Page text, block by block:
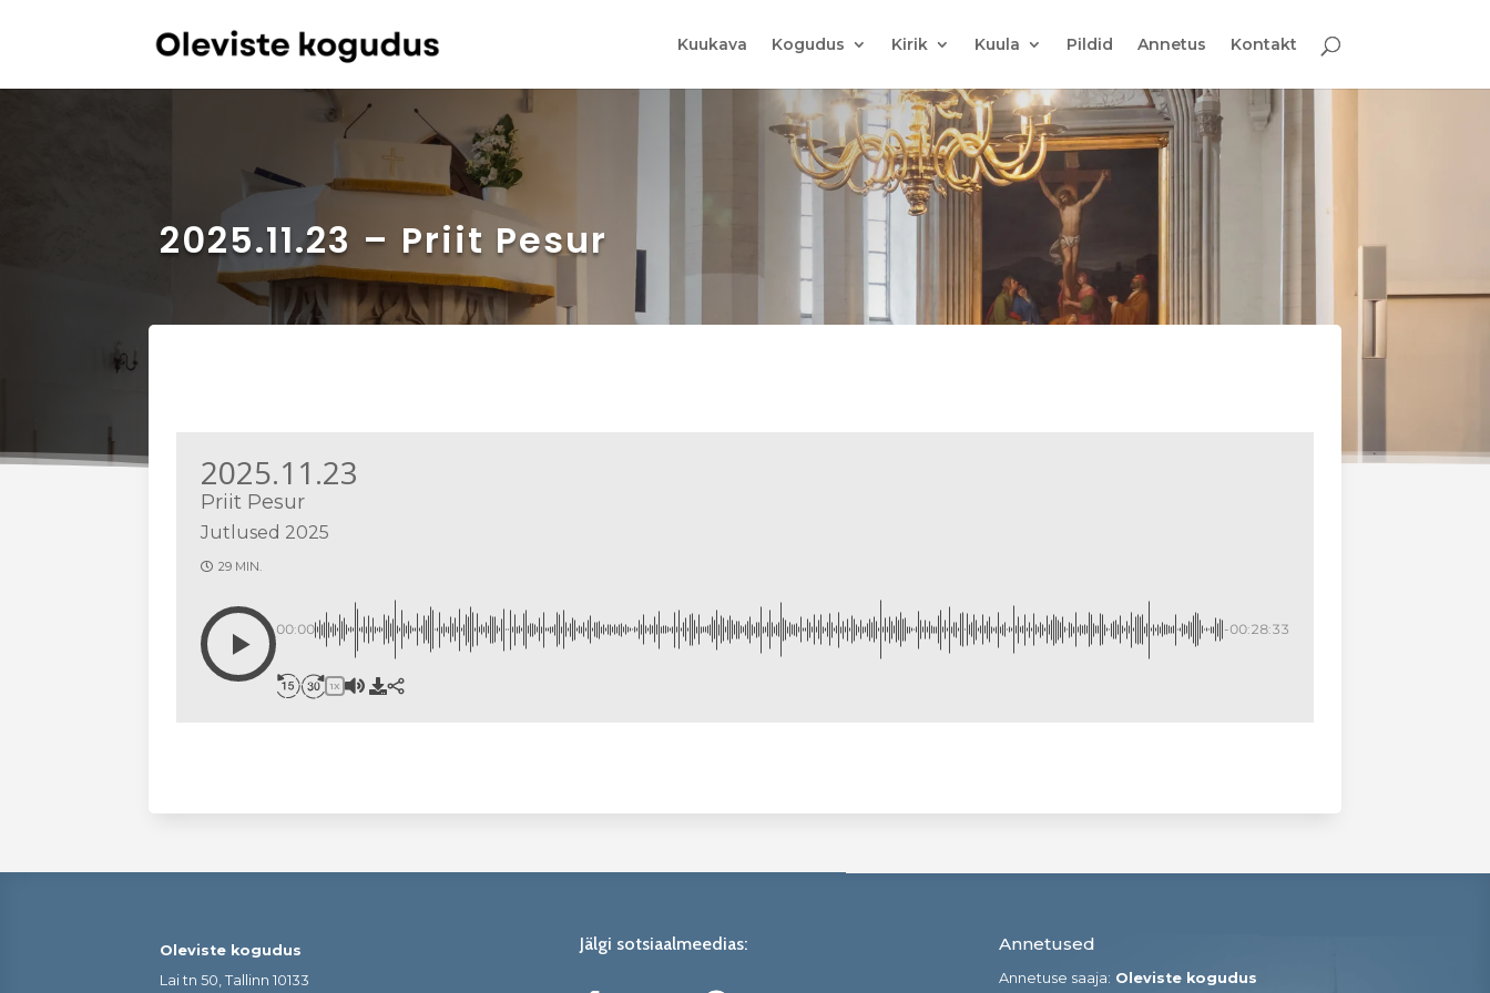
Kuukava Kogudus Kirik Kuula Pildid Annetus Kontakt
2025.11.23 – Priit Pesur
2025.11.23
Priit Pesur
Jutlused 2025
29 MIN.
00:00 -00:28:33
1X
Oleviste kogudus
Lai tn 50, Tallinn 10133
Jälgi sotsiaalmeedias: Annetused
Annetuse saaja: Oleviste kogudus